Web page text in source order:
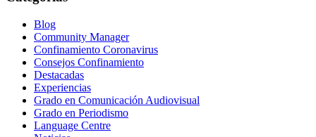
Blog
Community Manager
Confinamiento Coronavirus
Consejos Confinamiento
Destacadas
Experiencias
Grado en Comunicación Audiovisual
Grado en Periodismo
Language Centre